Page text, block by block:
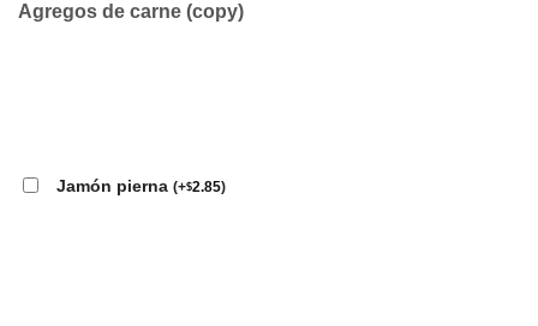
Agregos de carne (copy)
Jamón pierna (+$2.85)